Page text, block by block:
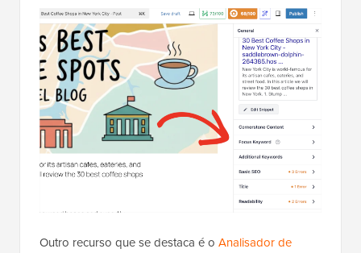
Outro recurso que se destaca é o Analisador de